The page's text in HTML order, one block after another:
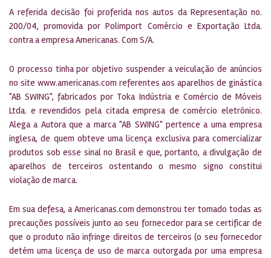
A referida decisão foi proferida nos autos da Representação no.
200/04, promovida por Polimport Comércio e Exportação Ltda.
contra a empresa Americanas. Com S/A.
O processo tinha por objetivo suspender a veiculação de anúncios
no site www.americanas.com referentes aos aparelhos de ginástica
"AB SWING", fabricados por Toka Indústria e Comércio de Móveis
Ltda. e revendidos pela citada empresa de comércio eletrônico.
Alega a Autora que a marca "AB SWING" pertence a uma empresa
inglesa, de quem obteve uma licença exclusiva para comercializar
produtos sob esse sinal no Brasil e que, portanto, a divulgação de
aparelhos de terceiros ostentando o mesmo signo constitui
violação de marca.
Em sua defesa, a Americanas.com demonstrou ter tomado todas as
precauções possíveis junto ao seu fornecedor para se certificar de
que o produto não infringe direitos de terceiros (o seu fornecedor
detém uma licença de uso de marca outorgada por uma empresa